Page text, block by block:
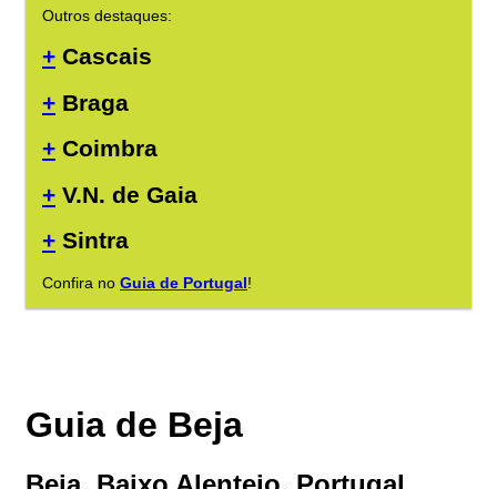
Outros destaques:
+ Cascais
+ Braga
+ Coimbra
+ V.N. de Gaia
+ Sintra
Confira no Guia de Portugal!
Guia de Beja